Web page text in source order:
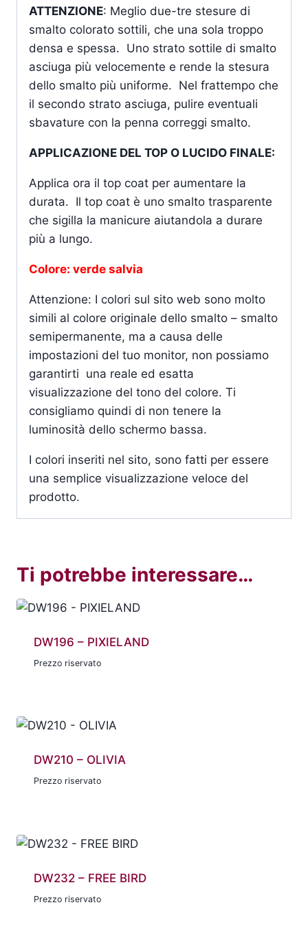
ATTENZIONE: Meglio due-tre stesure di
smalto colorato sottili, che una sola troppo
densa e spessa. Uno strato sottile di smalto
asciuga più velocemente e rende la stesura
dello smalto più uniforme. Nel frattempo che
il secondo strato asciuga, pulire eventuali
sbavature con la penna correggi smalto.
APPLICAZIONE DEL TOP O LUCIDO FINALE:
Applica ora il top coat per aumentare la
durata. Il top coat è uno smalto trasparente
che sigilla la manicure aiutandola a durare
più a lungo.
Colore: verde salvia
Attenzione: I colori sul sito web sono molto
simili al colore originale dello smalto – smalto
semipermanente, ma a causa delle
impostazioni del tuo monitor, non possiamo
garantirti una reale ed esatta
visualizzazione del tono del colore. Ti
consigliamo quindi di non tenere la
luminosità dello schermo bassa.
I colori inseriti nel sito, sono fatti per essere
una semplice visualizzazione veloce del
prodotto.
Ti potrebbe interessare…
DW196 – PIXIELAND
Prezzo riservato
DW210 – OLIVIA
Prezzo riservato
DW232 – FREE BIRD
Prezzo riservato